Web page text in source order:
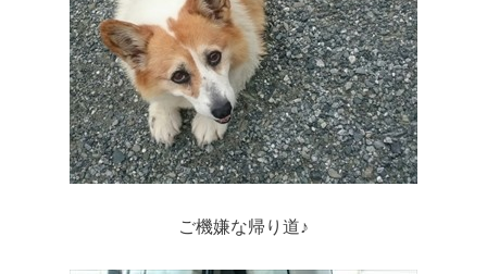
ご機嫌な帰り道♪